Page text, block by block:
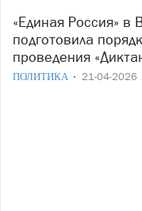
«Единая Россия» в Вологодской области
подготовила
проведения
ПОЛИТИКА 21-04-2026